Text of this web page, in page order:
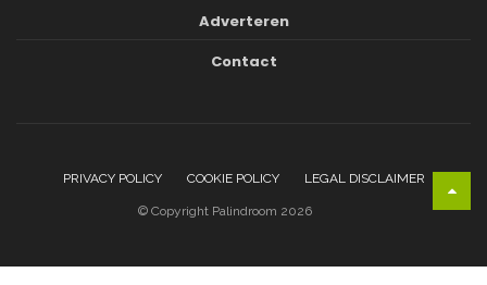
Adverteren
Contact
PRIVACY POLICY COOKIE POLICY LEGAL DISCLAIMER
© Copyright Palindroom 2026